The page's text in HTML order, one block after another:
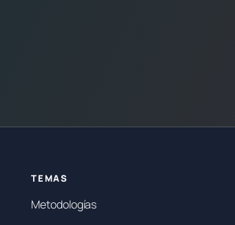
TEMAS
Metodologías